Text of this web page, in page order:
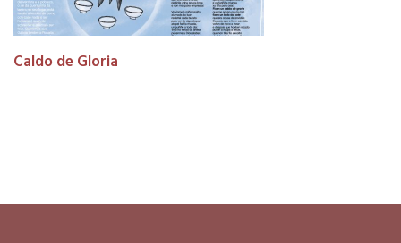
Caldo de Gloria